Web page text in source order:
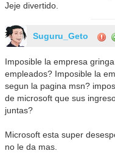
Jeje divertido.
Suguru_Geto
Imposible la empresa
empleados? Imposible la
segun la pagina msn?
de microsoft que sus
juntas?
Microsoft esta super
no le da mas.